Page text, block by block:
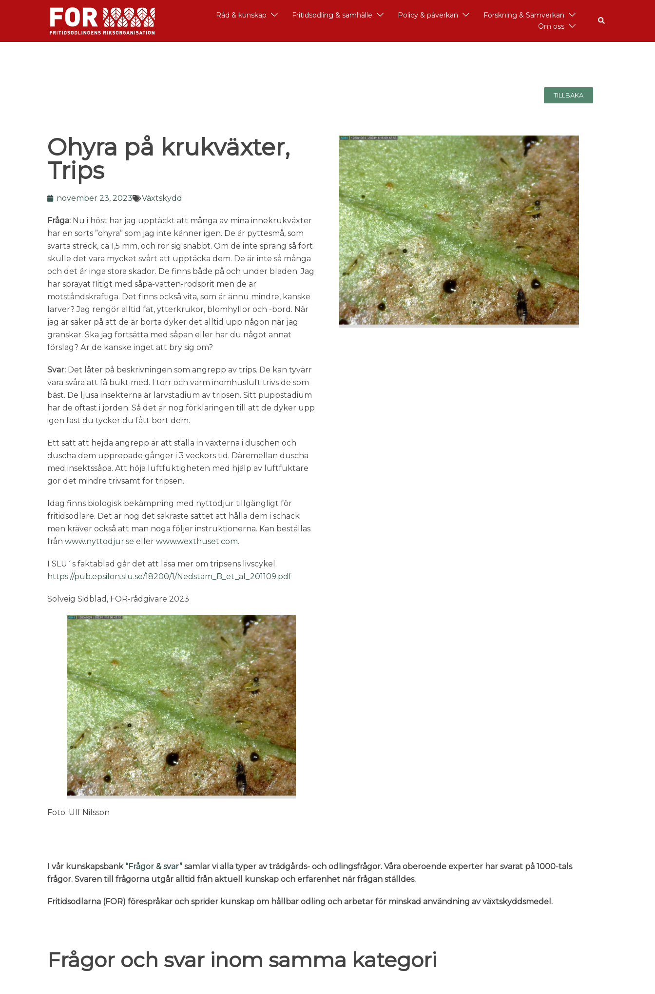
Råd & kunskap Fritidsodling & samhälle Policy & påverkan
Forskning & Samverkan
Om oss
TILLBAKA
Ohyra på krukväxter,
Trips
november 23, 2023 Växtskydd
Fråga: Nu i höst har jag upptäckt att många av mina innekrukväxter
har en sorts ”ohyra” som jag inte känner igen. De är pyttesmå, som
svarta streck, ca 1,5 mm, och rör sig snabbt. Om de inte sprang så fort
skulle det vara mycket svårt att upptäcka dem. De är inte så många
och det är inga stora skador. De finns både på och under bladen. Jag
har sprayat flitigt med såpa-vatten-rödsprit men de är
motståndskraftiga. Det finns också vita, som är ännu mindre, kanske
larver? Jag rengör alltid fat, ytterkrukor, blomhyllor och -bord. När
jag är säker på att de är borta dyker det alltid upp någon när jag
granskar. Ska jag fortsätta med såpan eller har du något annat
förslag? Är de kanske inget att bry sig om?
Svar: Det låter på beskrivningen som angrepp av trips. De kan tyvärr
vara svåra att få bukt med. I torr och varm inomhusluft trivs de som
bäst. De ljusa insekterna är larvstadium av tripsen. Sitt puppstadium
har de oftast i jorden. Så det är nog förklaringen till att de dyker upp
igen fast du tycker du fått bort dem.
Ett sätt att hejda angrepp är att ställa in växterna i duschen och
duscha dem upprepade gånger i 3 veckors tid. Däremellan duscha
med insektssåpa. Att höja luftfuktigheten med hjälp av luftfuktare
gör det mindre trivsamt för tripsen.
Idag finns biologisk bekämpning med nyttodjur tillgängligt för
fritidsodlare. Det är nog det säkraste sättet att hålla dem i schack
men kräver också att man noga följer instruktionerna. Kan beställas
från www.nyttodjur.se eller www.wexthuset.com.
I SLU´s faktablad går det att läsa mer om tripsens livscykel.
https://pub.epsilon.slu.se/18200/1/Nedstam_B_et_al_201109.pdf
Solveig Sidblad, FOR-rådgivare 2023
Foto: Ulf Nilsson
I vår kunskapsbank “Frågor & svar” samlar vi alla typer av trädgårds- och odlingsfrågor. Våra oberoende experter har svarat på 1000-tals
frågor. Svaren till frågorna utgår alltid från aktuell kunskap och erfarenhet när frågan ställdes.
Fritidsodlarna (FOR) förespråkar och sprider kunskap om hållbar odling och arbetar för minskad användning av växtskyddsmedel.
Frågor och svar inom samma kategori